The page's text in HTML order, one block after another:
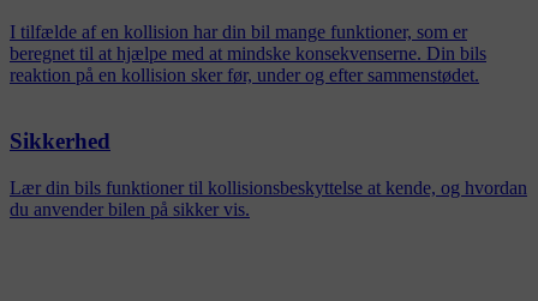
I tilfælde af en kollision har din bil mange funktioner, som er
beregnet til at hjælpe med at mindske konsekvenserne. Din bils
reaktion på en kollision sker før, under og efter sammenstødet.
Sikkerhed
Lær din bils funktioner til kollisionsbeskyttelse at kende, og hvordan
du anvender bilen på sikker vis.